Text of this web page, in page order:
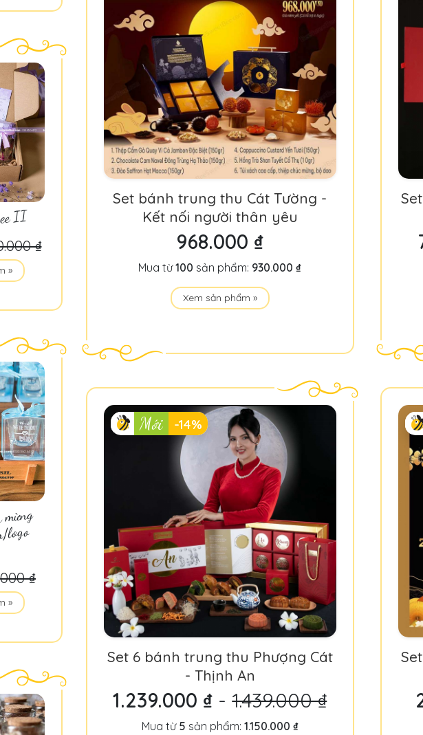
Set bánh trung thu Cát Tường -
Kết nối người thân yêu
968.000 ₫
Mua từ100 sản phẩm: 930.000 ₫
Xem sản phẩm »
Mới -14%
Set 6 bánh trung thu Phượng Cát
- Thịnh An
1.239.000 ₫ -1.439.000 ₫
Mua từ 5 sản phẩm: 1.150.000 ₫
II
₫
»
logo
₫
»